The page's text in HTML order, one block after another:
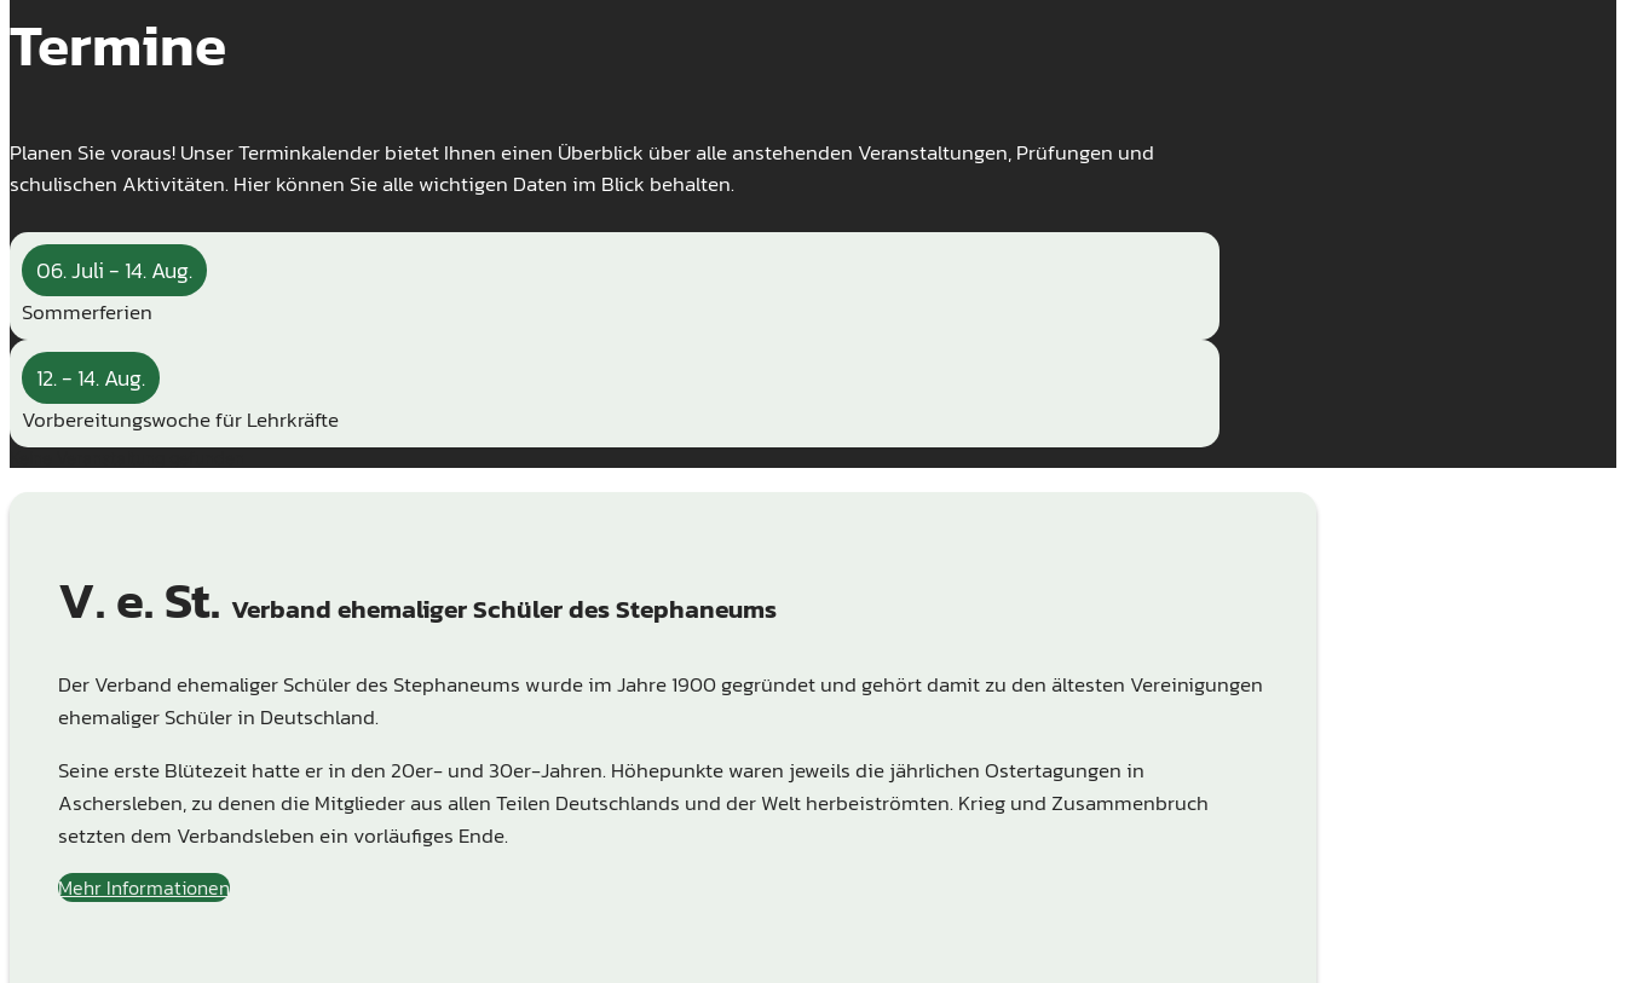
Termine
Planen Sie voraus! Unser Terminkalender bietet Ihnen einen Überblick über alle anstehenden Veranstaltungen, Prüfungen und
schulischen Aktivitäten. Hier können Sie alle wichtigen Daten im Blick behalten.
06. Juli - 14. Aug.
Sommerferien
12. - 14. Aug.
Vorbereitungswoche für Lehrkräfte
V. e. St. Verband ehemaliger Schüler des Stephaneums
Der Verband ehemaliger Schüler des Stephaneums wurde im Jahre 1900 gegründet und gehört damit zu den ältesten Vereinigungen
ehemaliger Schüler in Deutschland.
Seine erste Blütezeit hatte er in den 20er- und 30er-Jahren. Höhepunkte waren jeweils die jährlichen Ostertagungen in
Aschersleben, zu denen die Mitglieder aus allen Teilen Deutschlands und der Welt herbeiströmten. Krieg und Zusammenbruch
setzten dem Verbandsleben ein vorläufiges Ende.
Mehr Informationen